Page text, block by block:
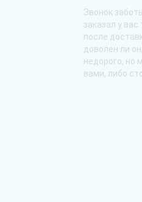
Звонок
заказал у
после
доволен ли
недорого, но
вами, либо